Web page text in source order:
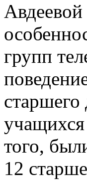
групп
того,
12